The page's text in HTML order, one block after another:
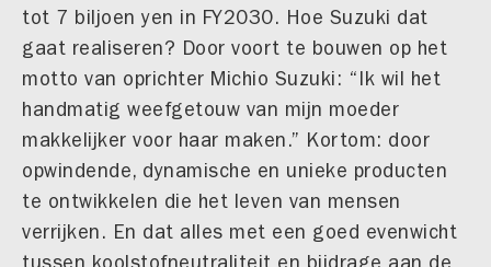
tot 7 biljoen yen in FY2030. Hoe Suzuki dat
gaat realiseren? Door voort te bouwen op het
motto van oprichter Michio Suzuki: “Ik wil het
handmatig weefgetouw van mijn moeder
makkelijker voor haar maken.” Kortom: door
opwindende, dynamische en unieke producten
te ontwikkelen die het leven van mensen
verrijken. En dat alles met een goed evenwicht